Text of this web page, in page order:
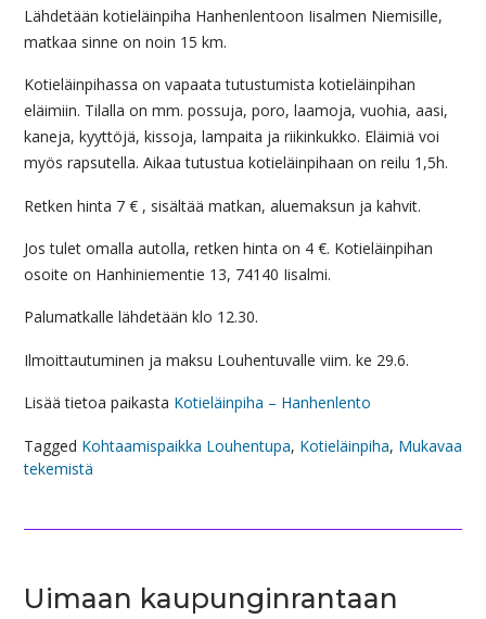
Lähdetään kotieläinpiha Hanhenlentoon Iisalmen Niemisille,
matkaa sinne on noin 15 km.
Kotieläinpihassa on vapaata tutustumista kotieläinpihan
eläimiin. Tilalla on mm. possuja, poro, laamoja, vuohia, aasi,
kaneja, kyyttöjä, kissoja, lampaita ja riikinkukko. Eläimiä voi
myös rapsutella. Aikaa tutustua kotieläinpihaan on reilu 1,5h.
Retken hinta 7 € , sisältää matkan, aluemaksun ja kahvit.
Jos tulet omalla autolla, retken hinta on 4 €. Kotieläinpihan
osoite on Hanhiniementie 13, 74140 Iisalmi.
Palumatkalle lähdetään klo 12.30.
Ilmoittautuminen ja maksu Louhentuvalle viim. ke 29.6.
Lisää tietoa paikasta Kotieläinpiha – Hanhenlento
Tagged Kohtaamispaikka Louhentupa, Kotieläinpiha, Mukavaa
tekemistä
Uimaan kaupunginrantaan